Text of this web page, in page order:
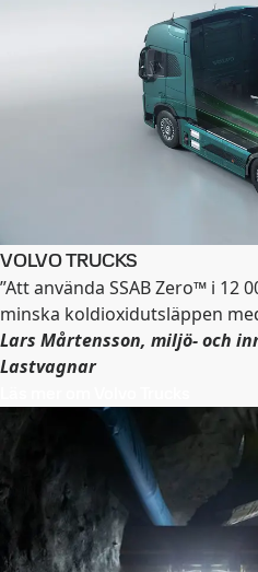
VOLVO TRUCKS
”Att använda SSAB Zero™ i 12
minska koldioxidutsläppen
Lars Mårtensson, miljö- och
Lastvagnar